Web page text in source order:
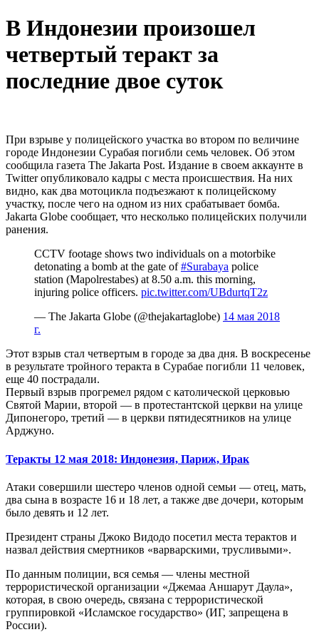
В Индонезии произошел
четвертый теракт за
последние двое суток
При взрыве у полицейского участка во втором по величине
городе Индонезии Сурабая погибли семь человек. Об этом
сообщила газета The Jakarta Post. Издание в своем аккаунте в
Twitter опубликовало кадры с места происшествия. На них
видно, как два мотоцикла подъезжают к полицейскому
участку, после чего на одном из них срабатывает бомба.
Jakarta Globe сообщает, что несколько полицейских получили
ранения.
CCTV footage shows two individuals on a motorbike
detonating a bomb at the gate of#Surabaya police
station (Mapolrestabes) at 8.50 a.m. this morning,
injuring police officers. pic.twitter.com/UBdurtqT2z
— The Jakarta Globe (@thejakartaglobe) 14 мая 2018
г.
Этот взрыв стал четвертым в городе за два дня. В воскресенье
в результате тройного теракта в Сурабае погибли 11 человек,
еще 40 пострадали.
Первый взрыв прогремел рядом с католической церковью
Святой Марии, второй — в протестантской церкви на улице
Дипонегоро, третий — в церкви пятидесятников на улице
Арджуно.
Теракты 12 мая 2018: Индонезия, Париж, Ирак
Атаки совершили шестеро членов одной семьи — отец, мать,
два сына в возрасте 16 и 18 лет, а также две дочери, которым
было девять и 12 лет.
Президент страны Джоко Видодо посетил места терактов и
назвал действия смертников «варварскими, трусливыми».
По данным полиции, вся семья — члены местной
террористической организации «Джемаа Аншарут Даула»,
которая, в свою очередь, связана с террористической
группировкой «Исламское государство» (ИГ, запрещена в
России).